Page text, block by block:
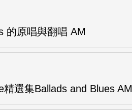
的原唱與翻唱 AM
精選集Ballads and Blues AM